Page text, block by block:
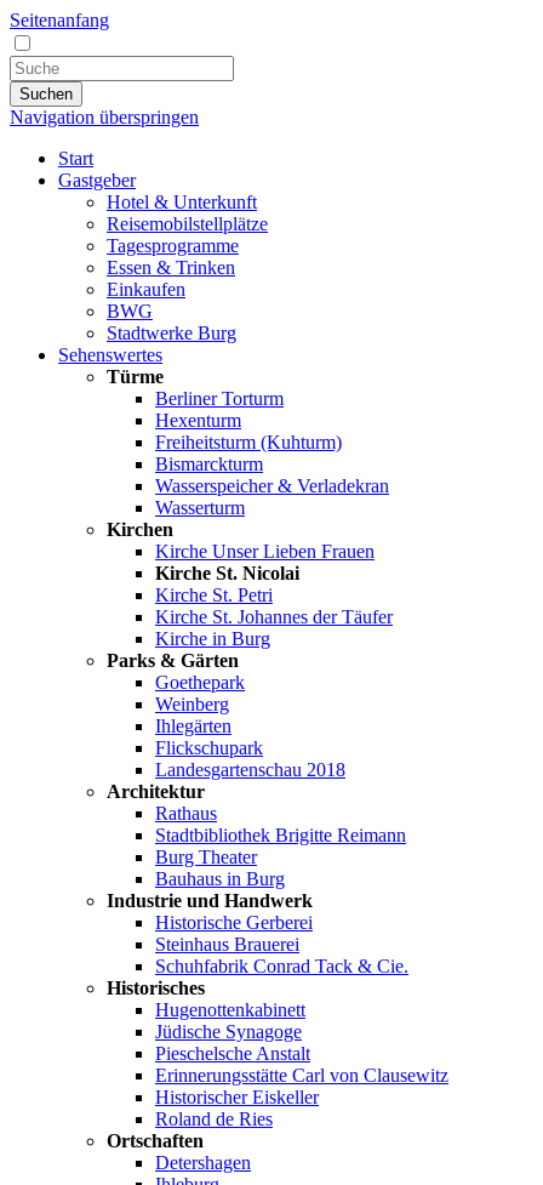
Seitenanfang
Suchen
Navigation überspringen
Start
Gastgeber
Hotel & Unterkunft
Reisemobilstellplätze
Tagesprogramme
Essen & Trinken
Einkaufen
BWG
Stadtwerke Burg
Sehenswertes
Türme
Berliner Torturm
Hexenturm
Freiheitsturm (Kuhturm)
Bismarckturm
Wasserspeicher & Verladekran
Wasserturm
Kirchen
Kirche Unser Lieben Frauen
Kirche St. Nicolai
Kirche St. Petri
Kirche St. Johannes der Täufer
Kirche in Burg
Parks & Gärten
Goethepark
Weinberg
Ihlegärten
Flickschupark
Landesgartenschau 2018
Architektur
Rathaus
Stadtbibliothek Brigitte Reimann
Burg Theater
Bauhaus in Burg
Industrie und Handwerk
Historische Gerberei
Steinhaus Brauerei
Schuhfabrik Conrad Tack & Cie.
Historisches
Hugenottenkabinett
Jüdische Synagoge
Pieschelsche Anstalt
Erinnerungsstätte Carl von Clausewitz
Historischer Eiskeller
Roland de Ries
Ortschaften
Detershagen